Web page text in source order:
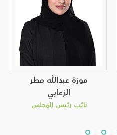
موزة عبدالله مطر
الزعابي
نائب رئيس المجلس